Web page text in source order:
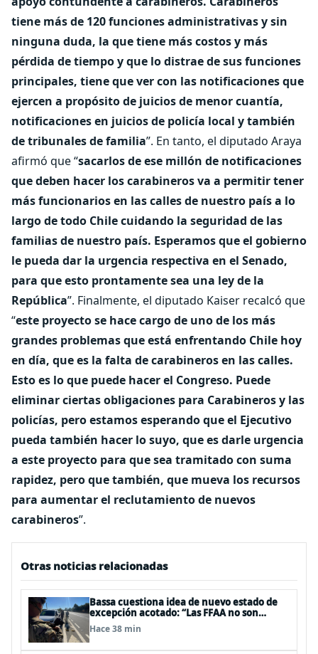
tiene más de 120 funciones administrativas y sin
ninguna duda, la que tiene más costos y más
pérdida de tiempo y que lo distrae de sus funciones
principales, tiene que ver con las notificaciones que
ejercen a propósito de juicios de menor cuantía,
notificaciones en juicios de policía local y también
de tribunales de familia”. En tanto, el diputado Araya
afirmó que “sacarlos de ese millón de notificaciones
que deben hacer los carabineros va a permitir tener
más funcionarios en las calles de nuestro país a lo
largo de todo Chile cuidando la seguridad de las
familias de nuestro país. Esperamos que el gobierno
le pueda dar la urgencia respectiva en el Senado,
para que esto prontamente sea una ley de la
República”. Finalmente, el diputado Kaiser recalcó que
“este proyecto se hace cargo de uno de los más
grandes problemas que está enfrentando Chile hoy
en día, que es la falta de carabineros en las calles.
Esto es lo que puede hacer el Congreso. Puede
eliminar ciertas obligaciones para Carabineros y las
policías, pero estamos esperando que el Ejecutivo
pueda también hacer lo suyo, que es darle urgencia
a este proyecto para que sea tramitado con suma
rapidez, pero que también, que mueva los recursos
para aumentar el reclutamiento de nuevos
carabineros”.
Otras noticias relacionadas
Bassa cuestiona idea de nuevo estado de
excepción acotado: “Las FFAA no son
policías”
Hace 38 min